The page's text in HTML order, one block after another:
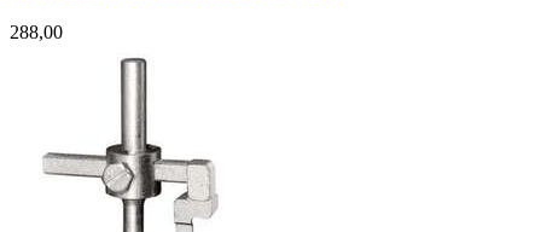
288,00